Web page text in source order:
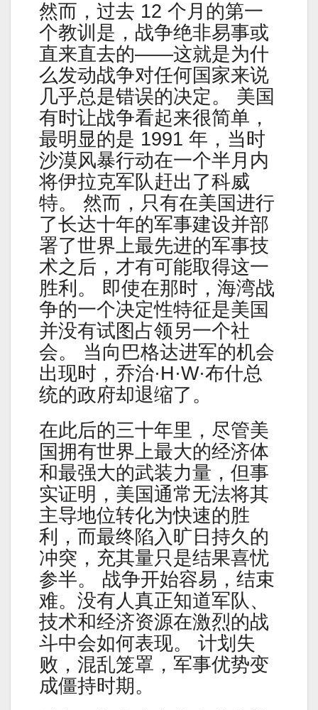
然而，过去 12 个月的第一
个教训是，战争绝非易事或
直来直去的——这就是为什
么发动战争对任何国家来说
几乎总是错误的决定。 美国
有时让战争看起来很简单，
最明显的是 1991 年，当时
沙漠风暴行动在一个半月内
将伊拉克军队赶出了科威
特。 然而，只有在美国进行
了长达十年的军事建设并部
署了世界上最先进的军事技
术之后，才有可能取得这一
胜利。 即使在那时，海湾战
争的一个决定性特征是美国
并没有试图占领另一个社
会。 当向巴格达进军的机会
出现时，乔治·H·W·布什总
统的政府却退缩了。
在此后的三十年里，尽管美
国拥有世界上最大的经济体
和最强大的武装力量，但事
实证明，美国通常无法将其
主导地位转化为快速的胜
利，而最终陷入旷日持久的
冲突，充其量只是结果喜忧
参半。 战争开始容易，结束
难。没有人真正知道军队、
技术和经济资源在激烈的战
斗中会如何表现。 计划失
败，混乱笼罩，军事优势变
成僵持时期。